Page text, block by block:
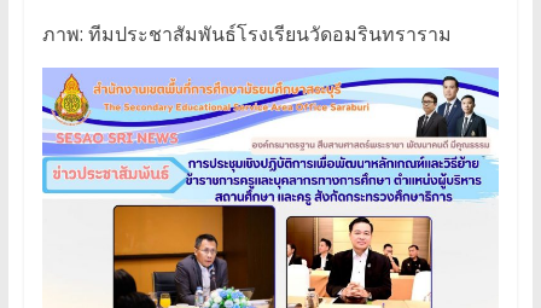
ภาพ: ทีมประชาสัมพันธ์โรงเรียนวัดอมรินทราราม